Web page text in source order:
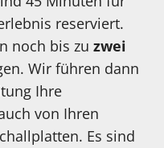
reserviert.
noch bis zu zwei
Wir führen dann
Ihre
von Ihren
Es sind